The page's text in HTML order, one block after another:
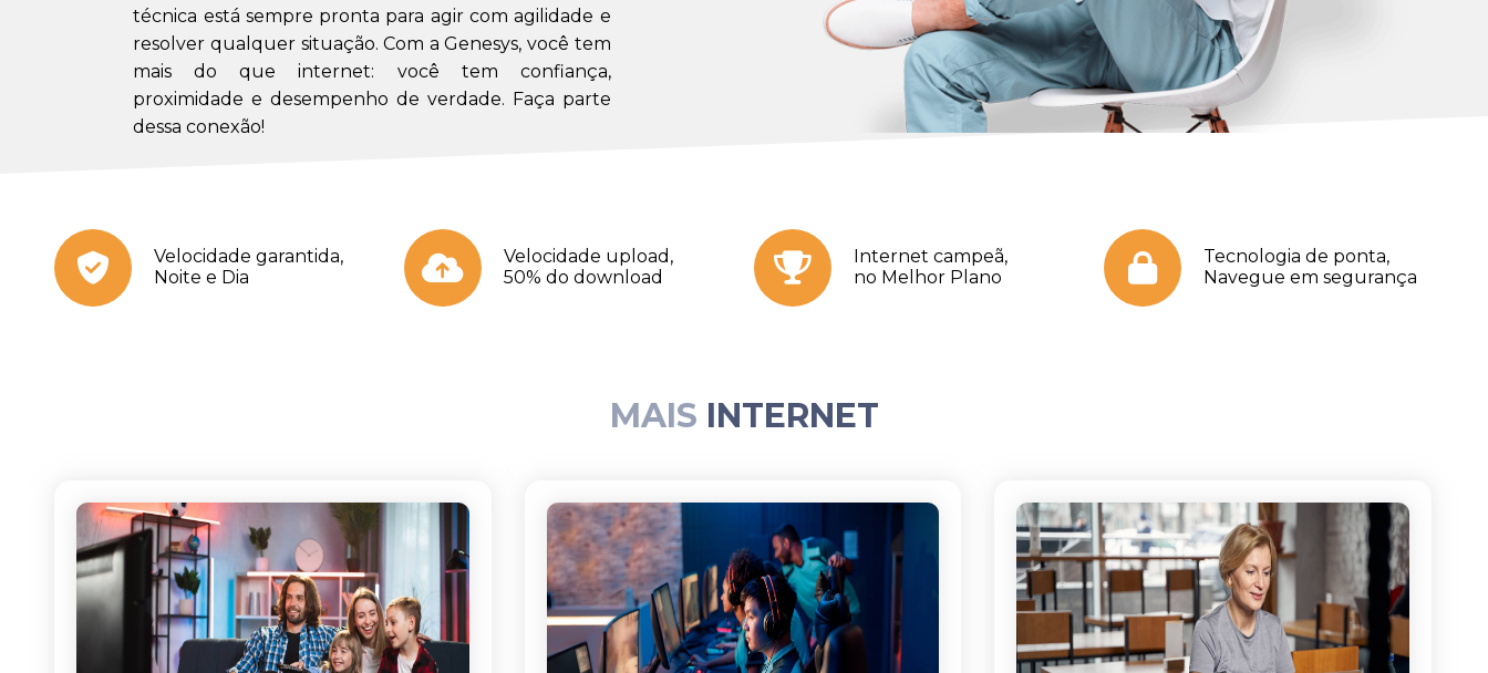
técnica está sempre pronta para agir com agilidade e
resolver qualquer situação. Com a Genesys, você tem
mais do que internet: você tem confiança,
proximidade e desempenho de verdade. Faça parte
dessa conexão!
Velocidade garantida,
Noite e Dia
Velocidade upload,
50% do download
Internet campeã,
no Melhor Plano
Tecnologia de ponta,
Navegue em segurança
MAIS INTERNET